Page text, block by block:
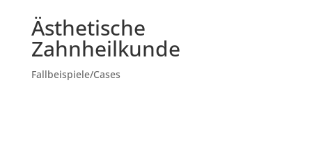
Ästhetische
Zahnheilkunde
Fallbeispiele/Cases